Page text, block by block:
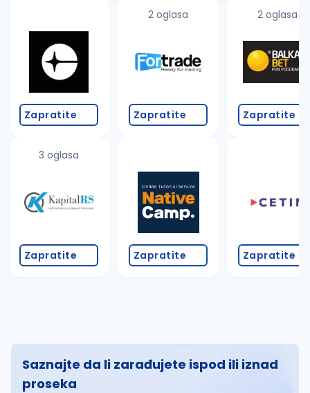
Zapratite
3 oglasa
Zapratite
2 oglasa
Zapratite
Zapratite
2 oglasa
Zapratite
Zapratite
Saznajte da li zarađujete ispod ili iznad
proseka